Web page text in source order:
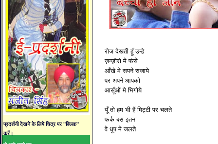
प्रदर्शनी देखने के लिये चित्र पर "क्लिक"
करें।
रोज देखती हूँ उन्हे
ज़न्ज़ीरो मे फंसे
आँखे मे सपने सजाये
पर अपने आपको
आसूँओं मे भिगोये
यूँ तो हम भी हैं मिट्टी पर चलते
फर्क बस इतना
वे धूप मे जलते